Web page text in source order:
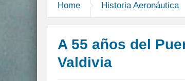
Home Historia Aeronáutica
A 55 años del
Valdivia